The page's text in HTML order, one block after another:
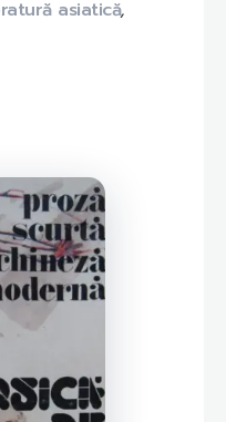
asiatică,